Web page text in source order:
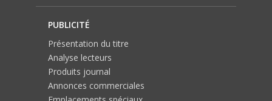
PUBLICITÉ
Présentation du titre
Analyse lecteurs
Produits journal
Annonces commerciales